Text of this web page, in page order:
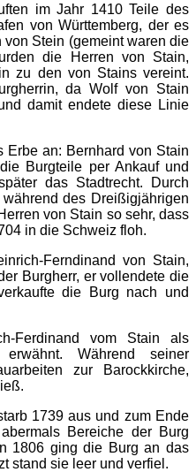
im Jahr 1410 Teile des
von Württemberg, der es
Stein (gemeint waren die
die Herren von Stain,
zu den von Stains vereint.
da Wolf von Stain
damit endete diese Linie
Erbe an: Bernhard von Stain
Burgteile per Ankauf und
das Stadtrecht. Durch
des Dreißigjährigen
von Stain so sehr, dass
in die Schweiz floh.
Ferndinand von Stain,
Burgherr, er vollendete die
die Burg nach und
Ferdinand vom Stain als
Während seiner
zur Barockkirche,
1739 aus und zum Ende
Bereiche der Burg
1806 ging die Burg an das
stand sie leer und verfiel.